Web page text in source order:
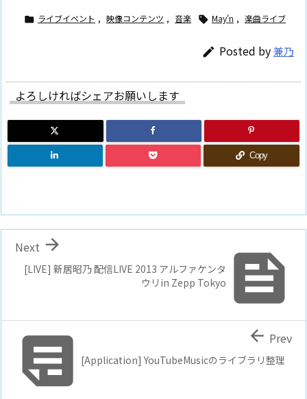
 ライブイベント , 映像コンテンツ , 音楽  May'n , 楽曲ライブ
 Posted by兼乃
よろしければシェアお願いします
Copy

[LIVE] 新居昭乃 配信LIVE 2013 アルファケンタ
ウリin Zepp Tokyo

Next
[Application] YouTubeMusicのライブラリ整理
 Prev